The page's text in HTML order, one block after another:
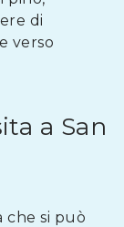
di
verso
a San
che si può